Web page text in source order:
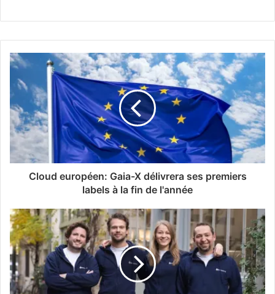
Cloud européen: Gaia-X délivrera ses premiers
labels à la fin de l'année